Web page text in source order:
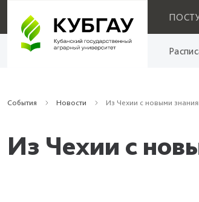
События Новости Из Чехии с новыми
Из Чехии с